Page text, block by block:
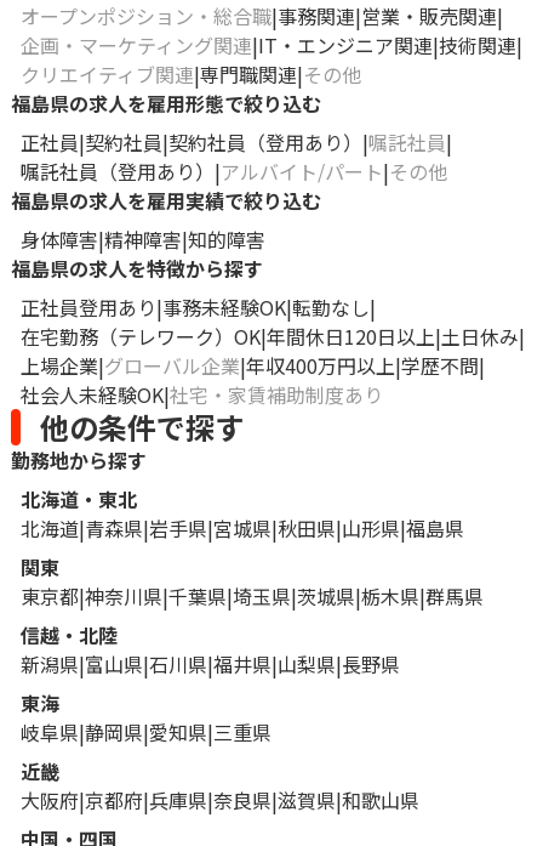
オープンポジション・総合職 事務関連 営業・販売関連
企画・マーケティング関連 IT・エンジニア関連 技術関連
クリエイティブ関連 専門職関連 その他
福島県の求人を雇用形態で絞り込む
正社員 契約社員 契約社員（登用あり）
嘱託社員
嘱託社員（登用あり）
アルバイト/パート その他
福島県の求人を雇用実績で絞り込む
身体障害 精神障害 知的障害
福島県の求人を特徴から探す
正社員登用あり 事務未経験OK 転勤なし
在宅勤務（テレワーク）OK 年間休日120日以上 土日休み
上場企業 グローバル企業 年収400万円以上 学歴不問
社会人未経験OK 社宅・家賃補助制度あり
他の条件で探す
勤務地から探す
北海道・東北
北海道 青森県 岩手県 宮城県 秋田県 山形県 福島県
関東
東京都 神奈川県 千葉県 埼玉県 茨城県 栃木県 群馬県
信越・北陸
新潟県 富山県 石川県 福井県 山梨県 長野県
東海
岐阜県 静岡県 愛知県 三重県
近畿
大阪府 京都府 兵庫県 奈良県 滋賀県 和歌山県
中国・四国